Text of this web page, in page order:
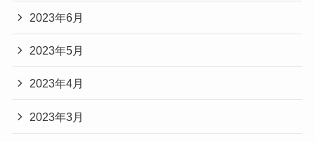
2023年6月
2023年5月
2023年4月
2023年3月